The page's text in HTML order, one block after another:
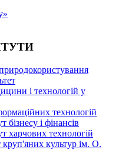
і технологій у
технологій
бізнесу і фінансів
харчових технологій
круп'яних культур ім. О.